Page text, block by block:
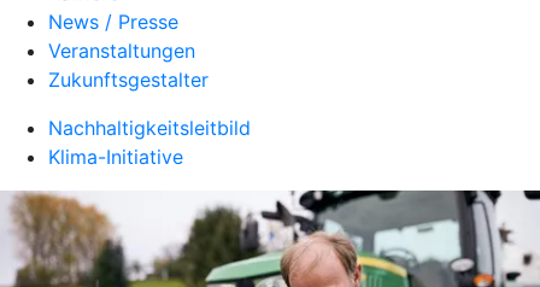
News / Presse
Veranstaltungen
Zukunftsgestalter
Nachhaltigkeitsleitbild
Klima-Initiative